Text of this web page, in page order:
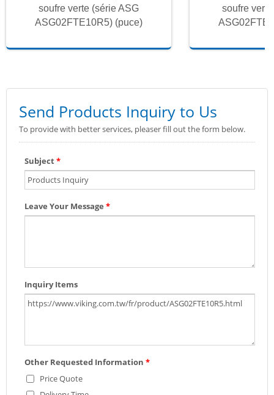
soufre verte (série ASG
ASG02FTE10R5) (puce)
soufre